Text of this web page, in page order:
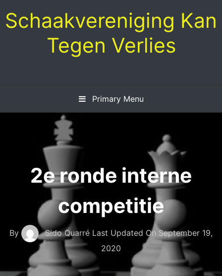
to
content
Schaakvereniging Kan
Tegen Verlies
Primary Menu
2e ronde interne
competitie
By Sido Quarré Last Updated On September 19,
2020